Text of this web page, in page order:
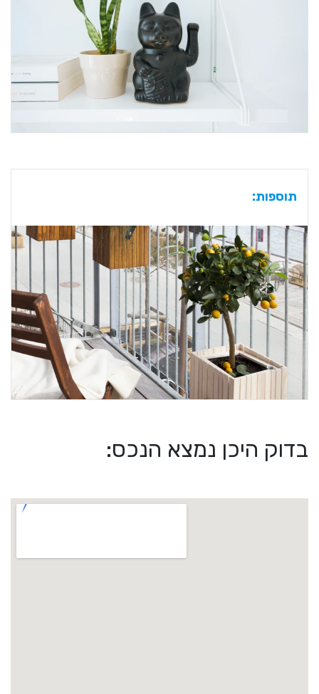
תוספות:
בדוק היכן נמצא הנכס: